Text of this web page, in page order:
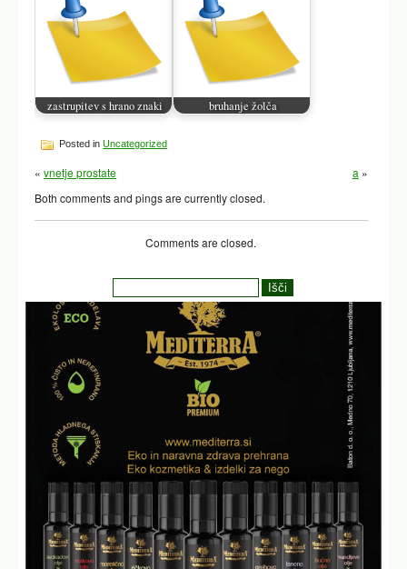
zastrupitev s hrano znaki bruhanje žolča
Posted inUncategorized
«vnetje prostate a »
Both comments and pings are currently closed.
Comments are closed.